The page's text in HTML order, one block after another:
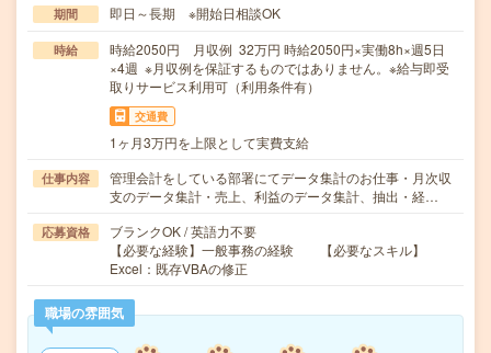
期間 即日～長期 ※開始日相談OK
時給
時給2050円 月収例 32万円 時給2050円×実働8h×週5日
×4週 ※月収例を保証するものではありません。※給与即受
取りサービス利用可（利用条件有）
交通費
1ヶ月3万円を上限として実費支給
仕事内容
管理会計をしている部署にてデータ集計のお仕事・月次収
支のデータ集計・売上、利益のデータ集計、抽出・経…
応募資格
ブランクOK / 英語力不要
【必要な経験】一般事務の経験 【必要なスキル】
Excel：既存VBAの修正
職場の雰囲気